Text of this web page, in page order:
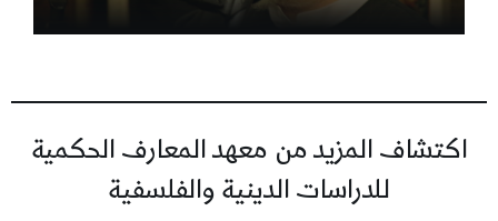
اكتشاف المزيد من معهد المعارف الحكمية
للدراسات الدينية والفلسفية